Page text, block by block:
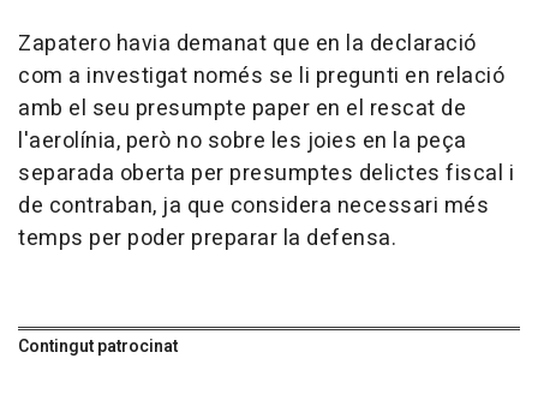
Zapatero havia demanat que en la declaració
com a investigat només se li pregunti en relació
amb el seu presumpte paper en el rescat de
l'aerolínia, però no sobre les joies en la peça
separada oberta per presumptes delictes fiscal i
de contraban, ja que considera necessari més
temps per poder preparar la defensa.
Contingut patrocinat